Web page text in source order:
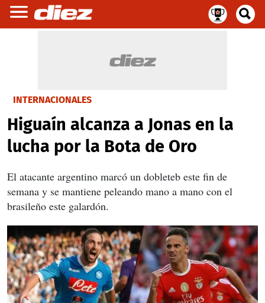
INTERNACIONALES
Higuaín alcanza a Jonas en la
lucha por la Bota de Oro
El atacante argentino marcó un dobleteb este fin de
semana y se mantiene peleando mano a mano con el
brasileño este galardón.